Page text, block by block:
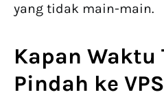
yang tidak main-main.
Kapan Waktu
Pindah ke